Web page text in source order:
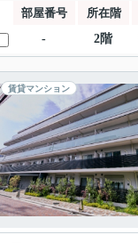
部屋番号 所在階
-
2階
賃貸マンション